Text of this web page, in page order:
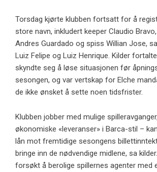
Torsdag kjørte klubben fortsatt for å
store navn, inkludert keeper Claudio
Andres Guardado og spiss Willian Jose,
Luiz Felipe og Luiz Henrique. Kilder
skyndte seg å løse situasjonen før
sesongen, og var vertskap for Elche
de ikke ønsket å sette noen tidsfrister.
Klubben jobber med mulige
økonomiske «leveranser» i Barca-stil –
lån mot fremtidige sesongens
bringe inn de nødvendige midlene, sa
forsøkt å berolige spillernes agenter med